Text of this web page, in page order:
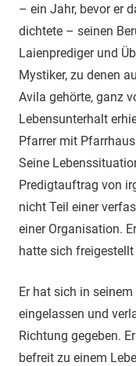
– ein Jahr, bevor er
dichtete – seinen
Laienprediger und
Mystiker, zu denen
Avila gehörte, ganz
Lebensunterhalt
Pfarrer mit
Seine
Predigtauftrag von
nicht Teil einer
einer Organisation.
hatte sich
Er hat sich in
eingelassen und
Richtung gegeben.
befreit zu einem